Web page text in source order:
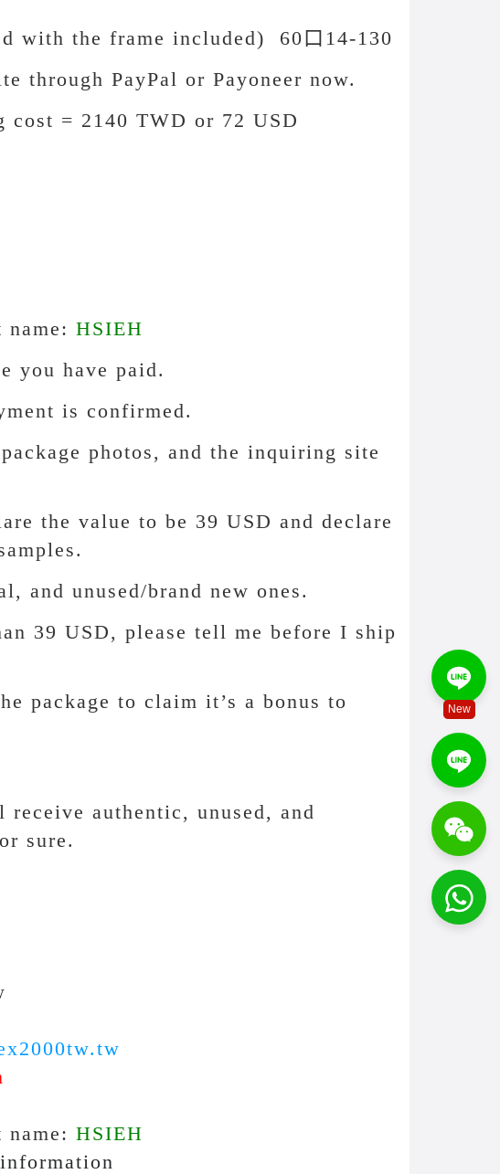
with the frame included) 60口14-130
through PayPal or Payoneer now.
= 2140 TWD or 72 USD
name: HSIEH
you have paid.
is confirmed.
photos, and the inquiring site
the value to be 39 USD and declare
and unused/brand new ones.
39 USD, please tell me before I ship
package to claim it’s a bonus to
authentic, unused, and
sure.
name: HSIEH
New